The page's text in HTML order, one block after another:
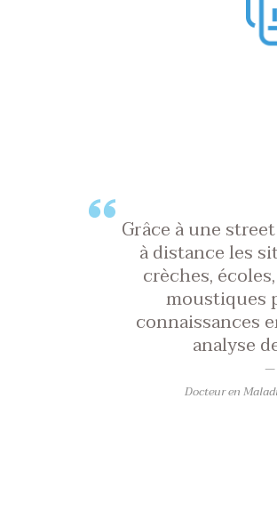
Grâce à une
à distance les
crèches,
moustiques
connaissances
analyse
Docteur en